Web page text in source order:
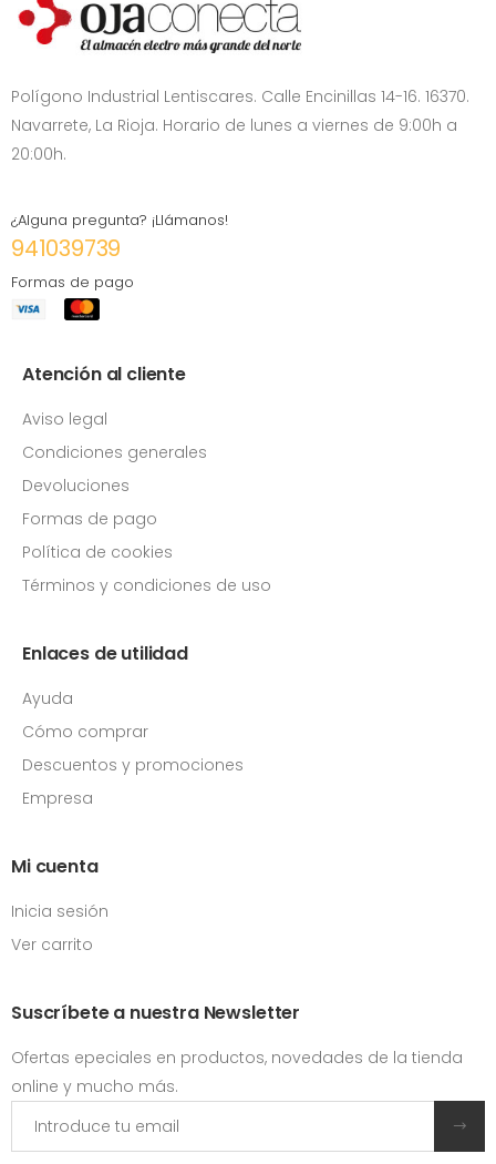
Polígono Industrial Lentiscares. Calle Encinillas 14-16. 16370.
Navarrete, La Rioja. Horario de lunes a viernes de 9:00h a
20:00h.
¿Alguna pregunta? ¡Llámanos!
941039739
Formas de pago
Atención al cliente
Aviso legal
Condiciones generales
Devoluciones
Formas de pago
Política de cookies
Términos y condiciones de uso
Enlaces de utilidad
Ayuda
Cómo comprar
Descuentos y promociones
Empresa
Mi cuenta
Inicia sesión
Ver carrito
Suscríbete a nuestra Newsletter
Ofertas epeciales en productos, novedades de la tienda
online y mucho más.